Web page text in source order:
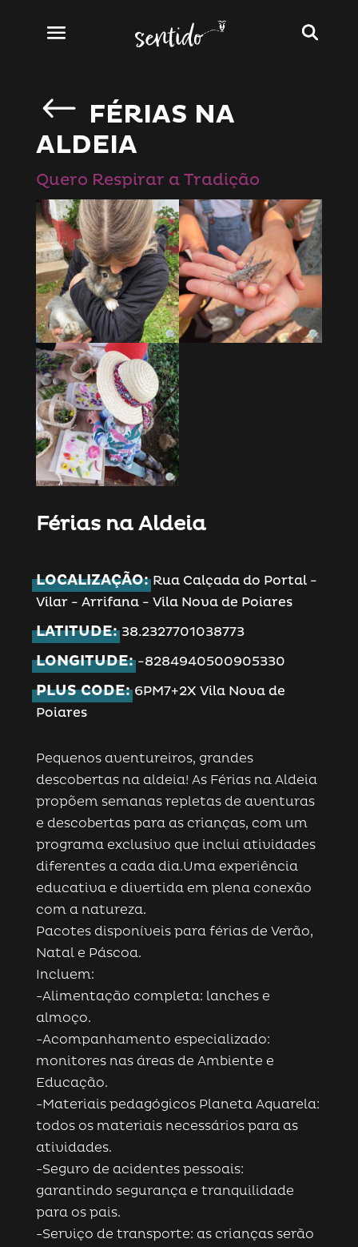
FÉRIAS NA
ALDEIA
Quero Respirar a Tradição
Férias na Aldeia
LOCALIZAÇÃO:Rua Calçada do Portal -
Vilar - Arrifana - Vila Nova de Poiares
LATITUDE:38.2327701038773
LONGITUDE:-8284940500905330
PLUS CODE:6PM7+2X Vila Nova de
Poiares
Pequenos aventureiros, grandes
descobertas na aldeia! As Férias na Aldeia
propõem semanas repletas de aventuras
e descobertas para as crianças, com um
programa exclusivo que inclui atividades
diferentes a cada dia.Uma experiência
educativa e divertida em plena conexão
com a natureza.
Pacotes disponíveis para férias de Verão,
Natal e Páscoa.
Incluem:
-Alimentação completa: lanches e
almoço.
-Acompanhamento especializado:
monitores nas áreas de Ambiente e
Educação.
-Materiais pedagógicos Planeta Aquarela:
todos os materiais necessários para as
atividades.
-Seguro de acidentes pessoais:
garantindo segurança e tranquilidade
para os pais.
-Serviço de transporte: as crianças serão